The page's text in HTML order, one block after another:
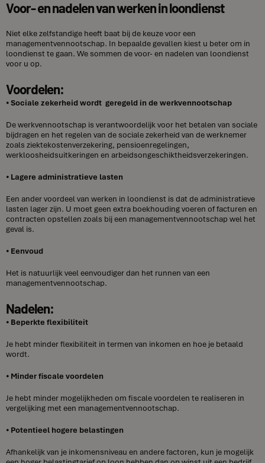
Voor- en nadelen van werken in loondienst
Niet elke zelfstandige heeft baat bij de keuze voor een
managementvennootschap. In bepaalde gevallen kiest u beter om in
loondienst te gaan. We sommen de voor- en nadelen van loondienst
voor u op.
Voordelen:
⦁Sociale zekerheid wordt geregeld in de werkvennootschap
De werkvennootschap is verantwoordelijk voor het betalen van sociale
bijdragen en het regelen van de sociale zekerheid van de werknemer
zoals ziektekostenverzekering, pensioenregelingen,
werkloosheidsuitkeringen en arbeidsongeschiktheidsverzekeringen.
⦁ Lagere administratieve lasten
Een ander voordeel van werken in loondienst is dat de administratieve
lasten lager zijn. U moet geen extra boekhouding voeren of facturen en
contracten opstellen zoals bij een managementvennootschap wel het
geval is.
⦁ Eenvoud
Het is natuurlijk veel eenvoudiger dan het runnen van een
managementvennootschap.
Nadelen:
⦁ Beperkte flexibiliteit
Je hebt minder flexibiliteit in termen van inkomen en hoe je betaald
wordt.
⦁ Minder fiscale voordelen
Je hebt minder mogelijkheden om fiscale voordelen te realiseren in
vergelijking met een managementvennootschap.
⦁ Potentieel hogere belastingen
Afhankelijk van je inkomensniveau en andere factoren, kun je mogelijk